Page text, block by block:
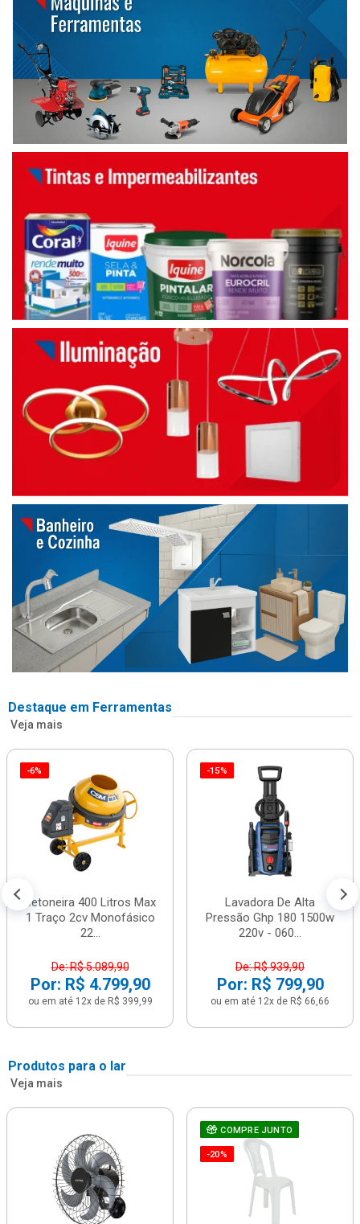
Destaque em Ferramentas
Veja mais
-6%
Betoneira 400 Litros Max
1 Traço 2cv Monofásico
22...
De: R$ 5.089,90
Por: R$ 4.799,90
ou em até 12x de R$ 399,99
-15%
Lavadora De Alta
Pressão Ghp 180 1500w
220v - 060...
De: R$ 939,90
Por: R$ 799,90
ou em até 12x de R$ 66,66
Produtos para o lar
Veja mais
COMPRE JUNTO
-20%